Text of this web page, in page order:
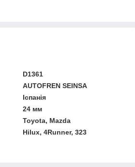
D1361
AUTOFREN SEINSA
Іспанія
24 мм
Toyota, Mazda
Hilux, 4Runner, 323